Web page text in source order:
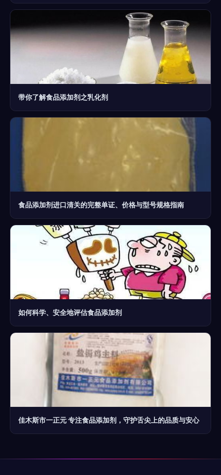
带你了解食品添加剂之乳化剂
食品添加剂进口清关的完整单证、价格与型号规格指南
如何科学、安全地评估食品添加剂
佳木斯市一正元 专注食品添加剂，守护舌尖上的品质与安心